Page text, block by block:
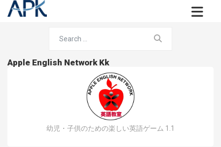
Apple English Network Kk
幼児・子供のための楽しい英語ゲーム 1.1